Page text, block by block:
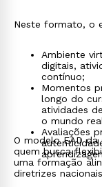
Neste formato, o
Ambiente
digitais,
contínuo;
Momentos
longo do
atividades
o mundo
Avaliações
O modelo EAD
quem busca
uma formação
diretrizes